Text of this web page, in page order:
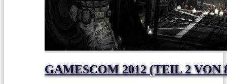
GAMESCOM 2012 (TEIL 2 VON